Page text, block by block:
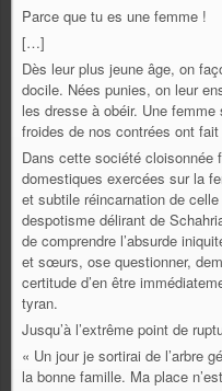
Parce que tu es une femme !
[…]
Dès leur plus jeune âge, on
docile. Nées punies, on leur
les dresse à obéir. Une
froides de nos contrées ont
Dans cette société cloisonnée
domestiques exercées sur la
et subtile réincarnation de
despotisme délirant de
de comprendre l’absurde
et sœurs, ose questionner,
certitude d’en être
tyran.
Jusqu’à l’extrême point de
« Un jour je sortirai de l’arbre
la bonne famille. Ma place